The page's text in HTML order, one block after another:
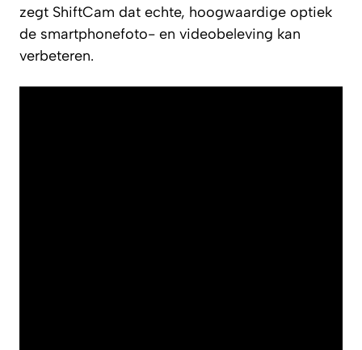
zegt ShiftCam dat echte, hoogwaardige optiek
de smartphonefoto- en videobeleving kan
verbeteren.